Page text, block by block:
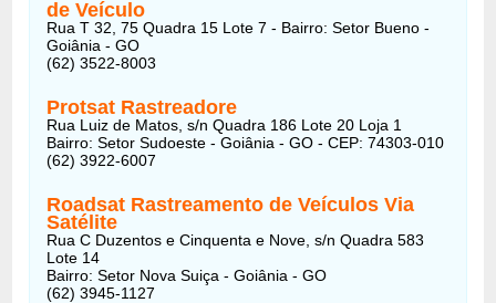
de Veículo
Rua T 32, 75 Quadra 15 Lote 7 - Bairro: Setor Bueno -
Goiânia - GO
(62) 3522-8003
Protsat Rastreadore
Rua Luiz de Matos, s/n Quadra 186 Lote 20 Loja 1
Bairro: Setor Sudoeste - Goiânia - GO - CEP: 74303-010
(62) 3922-6007
Roadsat Rastreamento de Veículos Via
Satélite
Rua C Duzentos e Cinquenta e Nove, s/n Quadra 583
Lote 14
Bairro: Setor Nova Suiça - Goiânia - GO
(62) 3945-1127